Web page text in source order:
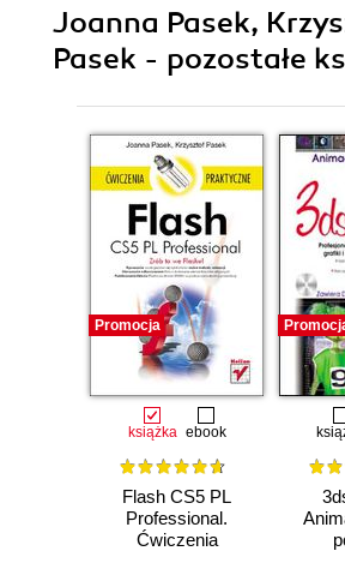
Joanna Pasek,
Pasek - pozostałe
Promocja
książka ebook
Flash CS5 PL
Professional.
Ćwiczenia